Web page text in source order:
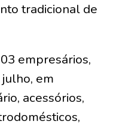
tradicional de
empresários,
em
acessórios,